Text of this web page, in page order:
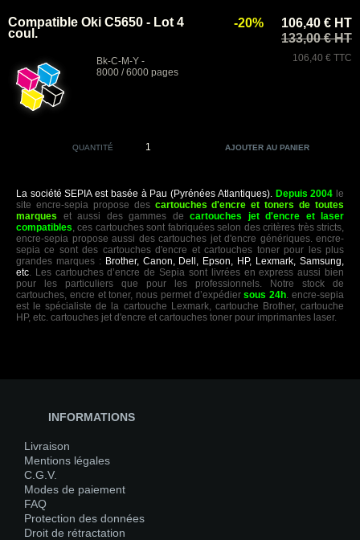
Compatible Oki C5650 - Lot 4
coul.
Bk-C-M-Y -
8000 / 6000 pages
106,40 € HT
133,00 € HT
106,40 € TTC
-20%
QUANTITÉ
La société SEPIA est basée à Pau (Pyrénées Atlantiques). Depuis 2004 le
site encre-sepia propose des cartouches d'encre et toners de toutes
marques et aussi des gammes de cartouches jet d'encre et laser
compatibles, ces cartouches sont fabriquées selon des critères très stricts,
encre-sepia propose aussi des cartouches jet d'encre génériques. encre-
sepia ce sont des cartouches d'encre et cartouches toner pour les plus
grandes marques : Brother, Canon, Dell, Epson, HP, Lexmark, Samsung,
etc. Les cartouches d’encre de Sepia sont livrées en express aussi bien
pour les particuliers que pour les professionnels. Notre stock de
cartouches, encre et toner, nous permet d’expédiersous 24h. encre-sepia
est le spécialiste de la cartouche Lexmark, cartouche Brother, cartouche
HP, etc. cartouches jet d'encre et cartouches toner pour imprimantes laser.
INFORMATIONS
Livraison
Mentions légales
C.G.V.
Modes de paiement
FAQ
Protection des données
Droit de rétractation